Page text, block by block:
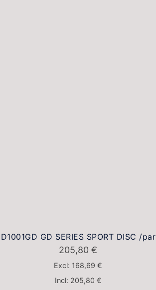
D1001GD GD SERIES SPORT DISC /par
205,80€
Excl: 168,69€
Incl: 205,80 €